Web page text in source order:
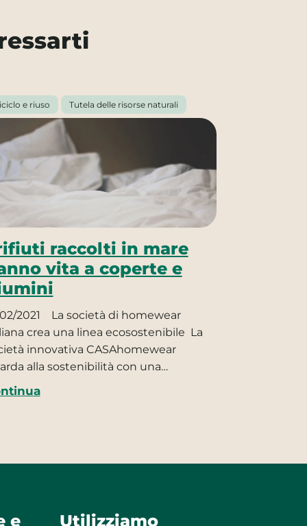
e riuso Tutela delle risorse naturali
raccolti in mare
vita a coperte e
2021
La società di homewear
crea una linea ecosostenibile La
innovativa CASAhomewear
alla sostenibilità con una…
e Utilizziamo